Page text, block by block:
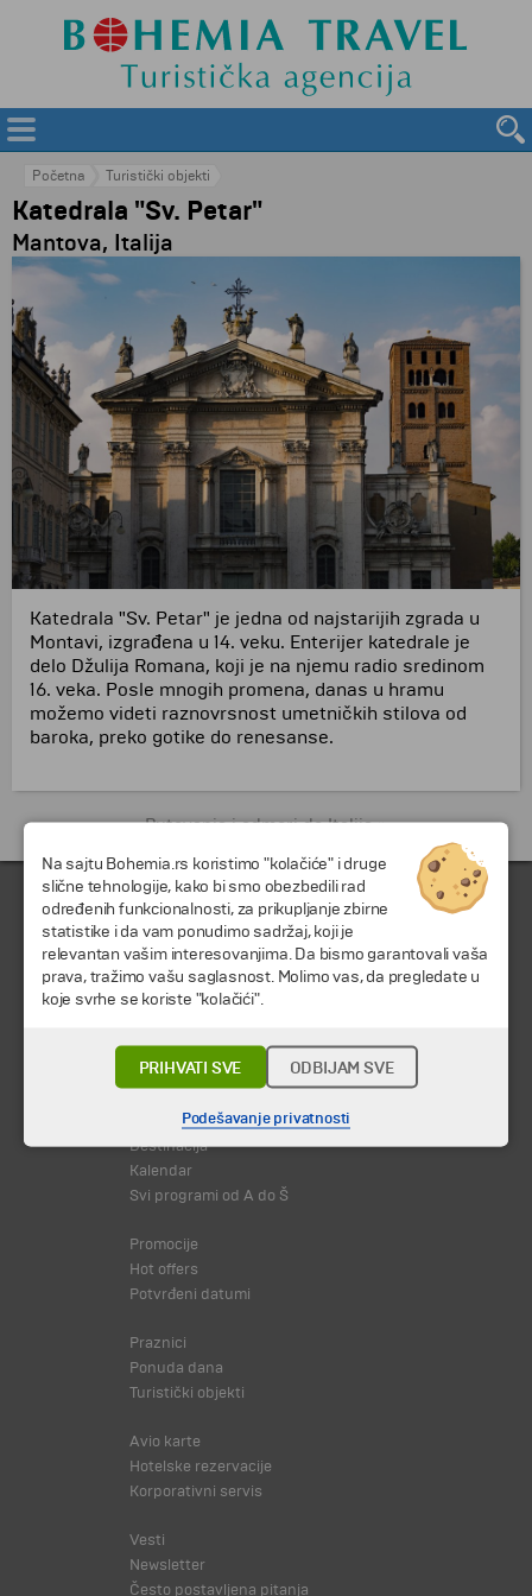
Početna Turistički objekti
Katedrala "Sv. Petar"
Mantova, Italija
Katedrala "Sv. Petar" je jedna od najstarijih zgrada u
Montavi, izgrađena u 14. veku. Enterijer katedrale je
delo Džulija Romana, koji je na njemu radio sredinom
16. veka. Posle mnogih promena, danas u hramu
možemo videti raznovrsnost umetničkih stilova od
baroka, preko gotike do renesanse.
Putovanja i odmori do Italija »
© 2026 TA BOHEMIA TRAVEL DOO.Sva prava zadržava.
Putovanja i odmori
Destinacija
Kalendar
Svi programi od A do Š
Promocije
Hot offers
Potvrđeni datumi
Praznici
Ponuda dana
Turistički objekti
Avio karte
Hotelske rezervacije
Korporativni servis
Vesti
Newsletter
Često postavljena pitanja
Na sajtu Bohemia.rs koristimo "kolačiće" i druge
slične tehnologije, kako bi smo obezbedili rad
određenih funkcionalnosti, za prikupljanje zbirne
statistike i da vam ponudimo sadržaj, koji je
relevantan vašim interesovanjima. Da bismo garantovali vaša
prava, tražimo vašu saglasnost. Molimo vas, da pregledate u
koje svrhe se koriste "kolačići".
PRIHVATI SVE ODBIJAM SVE
Podešavanje privatnosti